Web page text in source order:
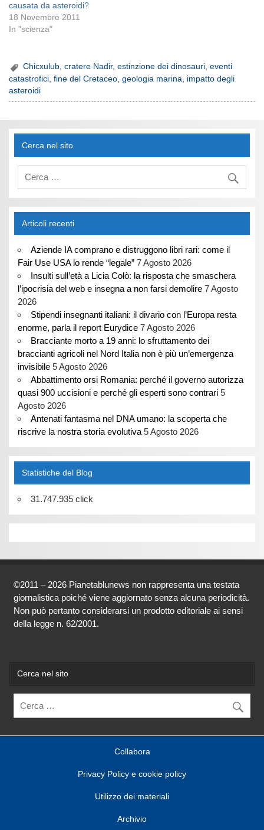
causata da asteroidi?
18 Novembre 2011
In "scienza"
Chicxulub,cratere Nadir,estinzione dei dinosauri,eventi
catastrofici ,fine del Cretaceo ,geologia marina
impatto degli
asteroidi
Cerca nel sito
Articoli recenti
Aziende IA comprano e distruggono libri rari: come il
Fair Use USA lo rende “legale” 7 Agosto 2026
Insulti sull’età a Licia Colò: la risposta che smaschera
l’ipocrisia del web e insegna a non farsi demolire 7 Agosto
2026
Stipendi insegnanti italiani: il divario con l’Europa resta
enorme, parla il report Eurydice 7 Agosto 2026
Bracciante morto a 19 anni: lo sfruttamento dei
braccianti agricoli nel Nord Italia non è più un’emergenza
invisibile 5 Agosto 2026
Abbattimento orsi Romania: perché il governo autorizza
quasi 900 uccisioni e perché gli esperti sono contrari 5
Agosto 2026
Antenati fantasma nel DNA umano: la scoperta che
riscrive la nostra storia evolutiva 5 Agosto 2026
Statistiche del Blog
31.747.935 click
©2011 – 2026 Pianetablunews non rappresenta una testata
giornalistica poiché viene aggiornato senza alcuna periodicità.
Non può pertanto considerarsi un prodotto editoriale ai sensi
della legge n. 62/2001.
Cerca nel sito
Collabora
Privacy Policy e cookie policy
Utilizzo dei materiali
Archivio